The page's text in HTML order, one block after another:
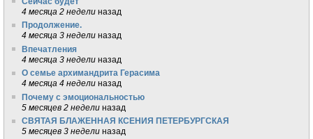
4 месяца 2 недели назад
Продолжение.
4 месяца 3 недели назад
Впечатления
4 месяца 3 недели назад
О семье архимандрита Герасима
4 месяца 4 недели назад
Почему с эмоциональностью
5 месяцев 2 недели назад
СВЯТАЯ БЛАЖЕННАЯ КСЕНИЯ ПЕТЕРБУРГСКАЯ
5 месяцев 3 недели назад